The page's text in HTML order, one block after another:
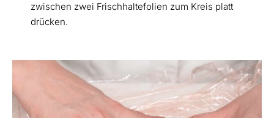
zwischen zwei Frischhaltefolien zum Kreis platt
drücken.